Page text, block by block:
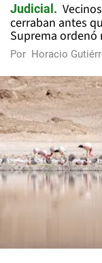
Judicial
cerraban antes
Suprema ordenó
Por Horacio